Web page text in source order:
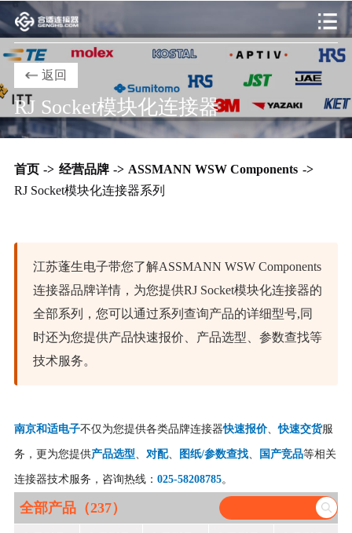
返回
RJ Socket模块化连接器
首页 -> 经营品牌 -> ASSMANN WSW Components ->
RJ Socket模块化连接器系列
江苏蓬生电子带您了解ASSMANN WSW Components
连接器品牌详情，为您提供RJ Socket模块化连接器的
全部系列，您可以通过系列查询产品的详细型号,同
时还为您提供产品快速报价、产品选型、参数查找等
技术服务。
南京和适电子不仅为您提供各类品牌连接器快速报价、快速交货服
务，更为您提供产品选型 对配、 图纸/参数查找、 国产竞品等相关
连接器技术服务，咨询热线： 025-58208785。
全部产品（237）